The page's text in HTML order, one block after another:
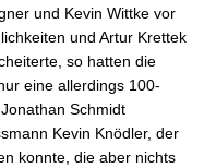
und Kevin Wittke vor
und Artur Krettek
so hatten die
eine allerdings 100-
Schmidt
Kevin Knödler, der
konnte, die aber nichts